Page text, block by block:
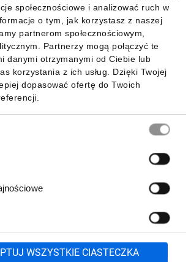
społecznościowe i analizować ruch w
o tym, jak korzystasz z naszej
partnerom społecznościowym,
Partnerzy mogą połączyć te
danymi otrzymanymi od Ciebie lub
korzystania z ich usług. Dzięki Twojej
dopasować ofertę do Twoich
WSZYSTKIE CIASTECZKA
naszą aplikację mobilną:
500 700 lub
71 37 61 600